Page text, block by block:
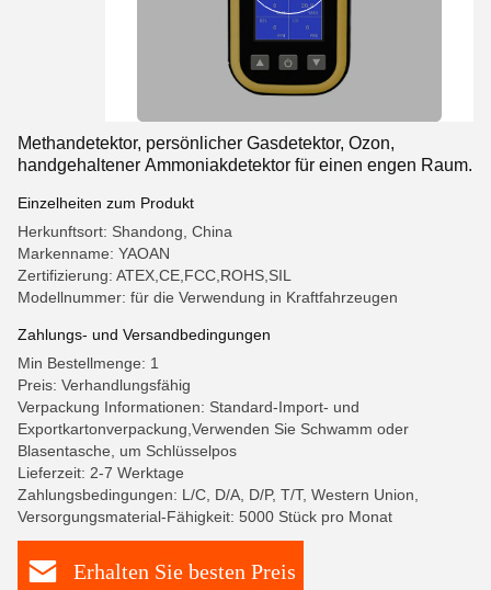
Methandetektor, persönlicher Gasdetektor, Ozon,
handgehaltener Ammoniakdetektor für einen engen Raum.
Einzelheiten zum Produkt
Herkunftsort: Shandong, China
Markenname: YAOAN
Zertifizierung: ATEX,CE,FCC,ROHS,SIL
Modellnummer: für die Verwendung in Kraftfahrzeugen
Zahlungs- und Versandbedingungen
Min Bestellmenge: 1
Preis: Verhandlungsfähig
Verpackung Informationen: Standard-Import- und
Exportkartonverpackung,Verwenden Sie Schwamm oder
Blasentasche, um Schlüsselpos
Lieferzeit: 2-7 Werktage
Zahlungsbedingungen: L/C, D/A, D/P, T/T, Western Union,
Versorgungsmaterial-Fähigkeit: 5000 Stück pro Monat
Erhalten Sie besten Preis